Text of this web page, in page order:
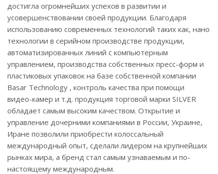
достигла огромнейших успехов в развитии и
усовершенствовании своей продукции. Благодаря
использованию современных технологий таких как, нано
технологии в серийном производстве продукции,
автоматизированных линий с компьютерным
управлением, производства собственных пресс-форм и
пластиковых упаковок на базе собственной компании
Basar Technology , контроль качества при помощи
видео-камер и т.д. продукция торговой марки SILVER
обладает самым высоким качеством. Открытие и
управление дочерними компаниями в России, Украине,
Иране позволили приобрести колоссальный
международный опыт, сделали лидером на крупнейших
рынках мира, а бренд стал самым узнаваемым и по-
настоящему международным.